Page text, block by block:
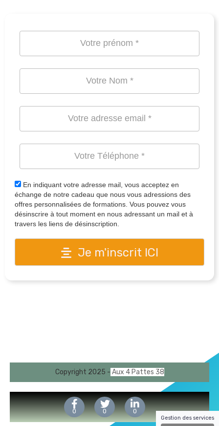
En indiquant votre adresse mail, vous acceptez en
échange de notre cadeau que nous vous adressions des
offres personnalisées de formations. Vous pouvez vous
désinscrire à tout moment en nous adressant un mail et à
travers les liens de désinscription.
Je m'inscrit ICI
Copyright 2025 - Aux 4 Pattes 38
0 0 0
Gestion des services